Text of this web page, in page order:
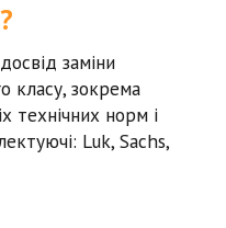
заміни
класу, зокрема
технічних норм і
Luk, Sachs,